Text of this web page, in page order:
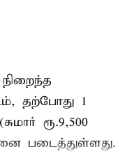
தற்போது 1
ரூ.9,500
படைத்துள்ளது.